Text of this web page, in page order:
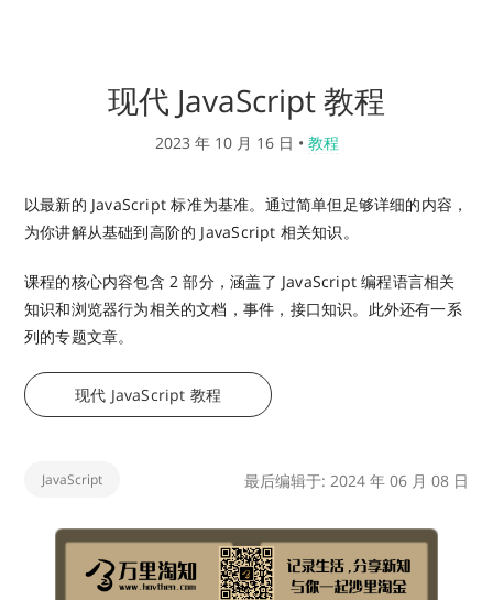
现代 JavaScript 教程
2023 年 10 月 16 日 • 教程
以最新的 JavaScript 标准为基准。通过简单但足够详细的内容，
为你讲解从基础到高阶的 JavaScript 相关知识。
课程的核心内容包含 2 部分，涵盖了 JavaScript 编程语言相关
知识和浏览器行为相关的文档，事件，接口知识。此外还有一系
列的专题文章。
现代 JavaScript 教程
JavaScript 最后编辑于: 2024 年 06 月 08 日